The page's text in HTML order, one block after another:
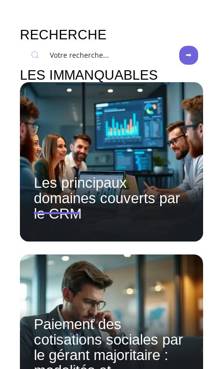
RECHERCHE
LES IMMANQUABLES
Les principaux
domaines couverts par
le CRM
Paiement des
cotisations sociales par
le gérant majoritaire :